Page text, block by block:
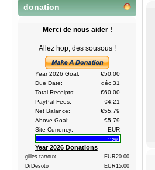
donation
Merci de nous aider !
Allez hop, des sousous !
Year 2026 Goal:
€50.00
Due Date:
déc 31
Total Receipts:
€60.00
PayPal Fees:
€4.21
Net Balance:
€55.79
Above Goal:
€5.79
Site Currency:
EUR
112%
Year 2026 Donations
gilles.tarroux
EUR20.00
DrDesoto
EUR15.00